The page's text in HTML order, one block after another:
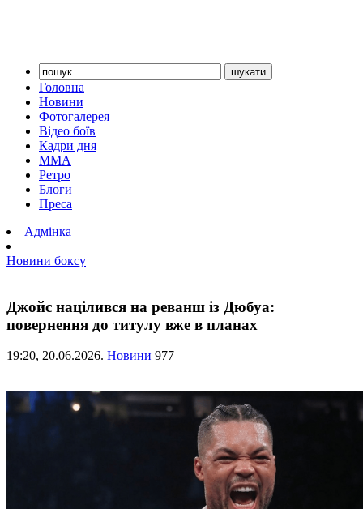
Головна
Новини
Фотогалерея
Відео боїв
Кадри дня
ММА
Ретро
Блоги
Преса
Адмінка
Новини боксу
Джойс націлився на реванш із Дюбуа:
повернення до титулу вже в планах
19:20, 20.06.2026. Новини 977